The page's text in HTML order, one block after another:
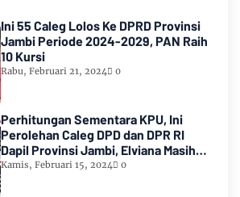
Ini 55 Caleg Lolos Ke DPRD Provinsi
Jambi Periode 2024-2029, PAN Raih
10 Kursi
Rabu, Februari 21, 2024 0
Perhitungan Sementara KPU, Ini
Perolehan Caleg DPD dan DPR RI
Dapil Provinsi Jambi, Elviana Masih
Urutan Kedua Teratas
Kamis, Februari 15, 2024 0